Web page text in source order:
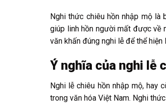
Nghi thức chiêu hồn nhập mộ là
giúp linh hồn người mất được về
văn khấn đúng nghi lễ để thể
Ý nghĩa của nghi lễ
Nghi lễ chiêu hồn nhập mộ,
trong văn hóa Việt Nam. Nghi